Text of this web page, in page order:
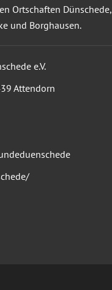
Ortschaften Dünschede,
und Borghausen.
e.V.
Attendorn